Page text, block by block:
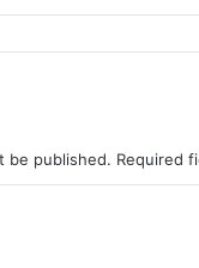
be published. Required